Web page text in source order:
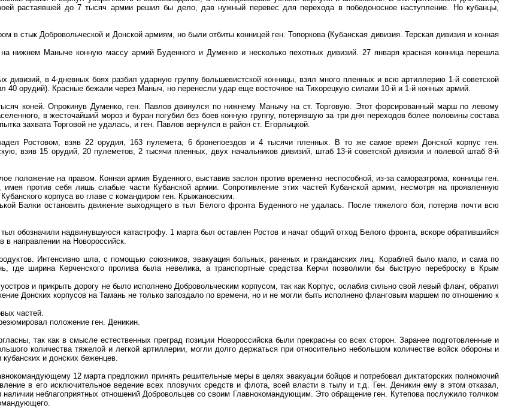
растаявшей до 7 тысяч армии решил бы дело, дав нужный перевес для перехода в победоносное наступление. Но кубанцы,
в стык Добровольческой и Донской армиям, но были отбиты конницей ген. Топоркова (Кубанская дивизия. Терская дивизия и конная
на нижнем Маныче конную массу армий Буденного и Думенко и несколько пехотных дивизий. 27 января красная конница перешла
дивизий, в 4-дневных боях разбил ударную группу большевистской конницы, взял много пленных и всю артиллерию 1-й советской
40 орудий). Красные бежали через Маныч, но перенесли удар еще восточное на Тихорецкую силами 10-й и 1-й конных армий.
коней. Опрокинув Думенко, ген. Павлов двинулся по нижнему Манычу на ст. Торговую. Этот форсированный марш по левому
в жесточайший мороз и буран погубил без боев конную группу, потерявшую за три дня переходов более половины состава
захвата Торговой не удалась, и ген. Павлов вернулся в район ст. Егорлыцкой.
Ростовом, взяв 22 орудия, 163 пулемета, 6 бронепоездов и 4 тысячи пленных. В то же самое время Донской корпус ген.
взяв 15 орудий, 20 пулеметов, 2 тысячи пленных, двух начальников дивизий, штаб 13-й советской дивизии и полевой штаб 8-й
положение на правом. Конная армия Буденного, выставив заслон против временно неспособной, из-за саморазгрома, конницы ген.
против себя лишь слабые части Кубанской армии. Сопротивление этих частей Кубанской армии, несмотря на проявленную
корпуса во главе с командиром ген. Крыжановским.
Балки остановить движение выходящего в тыл Белого фронта Буденного не удалась. После тяжелого боя, потеряв почти всю
обозначили надвинувшуюся катастрофу. 1 марта был оставлен Ростов и начат общий отход Белого фронта, вскоре обратившийся
в направлении на Новороссийск.
Интенсивно шла, с помощью союзников, эвакуация больных, раненых и гражданских лиц. Кораблей было мало, и сама по
где ширина Керченского пролива была невелика, а транспортные средства Керчи позволили бы быструю переброску в Крым
и прикрыть дорогу не было исполнено Добровольческим корпусом, так как Корпус, ослабив сильно свой левый фланг, обратил
Донских корпусов на Тамань не только запоздало по времени, но и не могли быть исполнено фланговым маршем по отношению к
частей.
положение ген. Деникин.
так как в смысле естественных преград позиции Новороссийска были прекрасны со всех сторон. Заранее подготовленные и
количества тяжелой и легкой артиллерии, могли долго держаться при относительно небольшом количестве войск обороны и
и донских беженцев.
12 марта предложил принять решительные меры в целях эвакуации бойцов и потребовал диктаторских полномочий
в его исключительное ведение всех пловучих средств и флота, всей власти в тылу и т.д. Ген. Деникин ему в этом отказал,
наличии неблагоприятных отношений Добровольцев со своим Главнокомандующим. Это обращение ген. Кутепова послужило толчком